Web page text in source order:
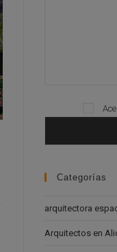
Categorías
arquitectora
Arquitectos en